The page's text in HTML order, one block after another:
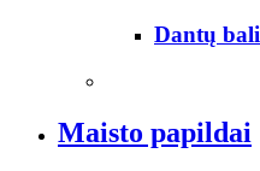
Dantų
Maisto papildai